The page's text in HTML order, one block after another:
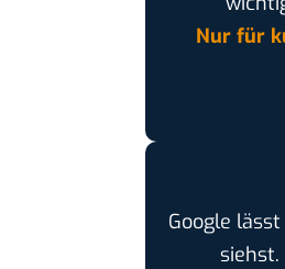
Nur für
Google
siehst.